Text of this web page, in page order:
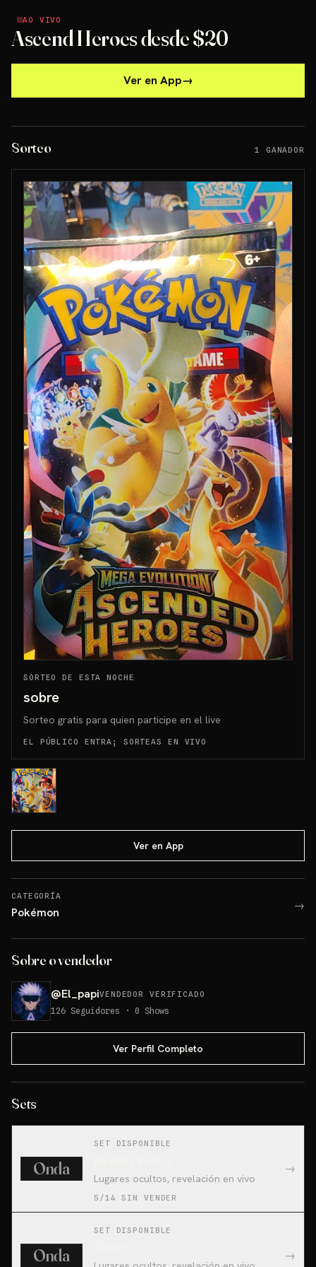
AO VIVO
AO VIVO
Ascend Heroes desde $20
Ver en App→
Sorteo 1 GANADOR
SORTEO DE ESTA NOCHE
sobre
Sorteo gratis para quien participe en el live
EL PÚBLICO ENTRA; SORTEAS EN VIVO
Ver en App
CATEGORÍA
Pokémon →
Sobre o vendedor
@El_papiVENDEDOR VERIFICADO
126 Seguidores · 0 Shows
Ver Perfil Completo
Sets
Onda
SET DISPONIBLE
Lugares ocultos, revelación en vivo
5/14 SIN VENDER
→
Onda
SET DISPONIBLE
→